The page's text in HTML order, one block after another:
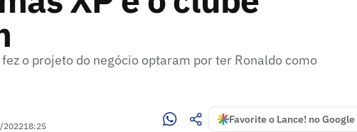
o projeto do negócio optaram por ter Ronaldo como
202218:25
Favorite o Lance! no Google